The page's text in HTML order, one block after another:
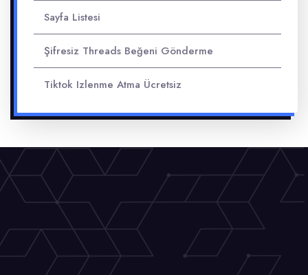
Sayfa Listesi
Şifresiz Threads Beğeni Gönderme
Tiktok Izlenme Atma Ücretsiz